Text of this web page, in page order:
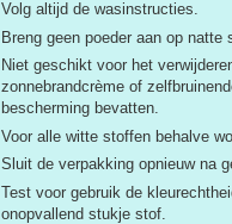
Volg altijd de wasinstructies.
Breng geen poeder aan op natte
Niet geschikt voor het
zonnebrandcrème of
bescherming bevatten.
Voor alle witte stoffen behalve
Sluit de verpakking opnieuw na
Test voor gebruik de
onopvallend stukje stof.